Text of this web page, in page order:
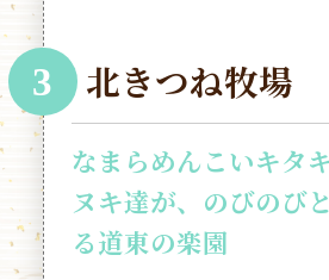
3 北きつね牧場
なまらめんこいキタ
ヌキ達が、のびのび
る道東の楽園